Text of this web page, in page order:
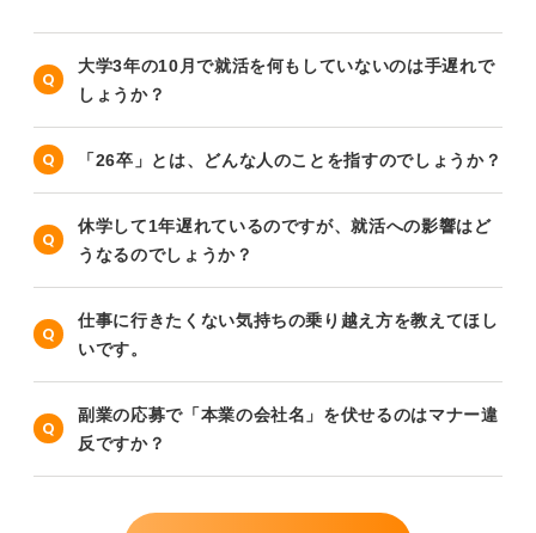
大学3年の10月で就活を何もしていないのは手遅れで
しょうか？
「26卒」とは、どんな人のことを指すのでしょうか？
休学して1年遅れているのですが、就活への影響はど
うなるのでしょうか？
仕事に行きたくない気持ちの乗り越え方を教えてほし
いです。
副業の応募で「本業の会社名」を伏せるのはマナー違
反ですか？